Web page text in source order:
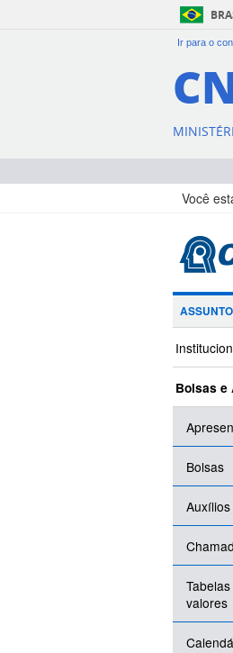
Ir para o
Você
Bolsas e
Bolsas
Auxílios
valores